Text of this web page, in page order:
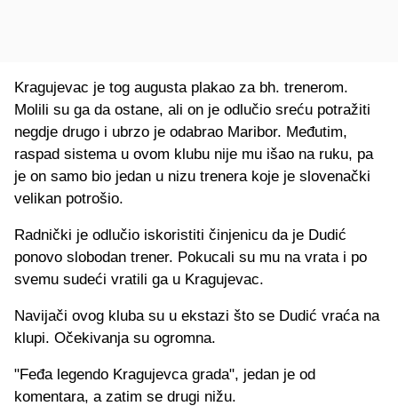
Kragujevac je tog augusta plakao za bh. trenerom.
Molili su ga da ostane, ali on je odlučio sreću potražiti
negdje drugo i ubrzo je odabrao Maribor. Međutim,
raspad sistema u ovom klubu nije mu išao na ruku, pa
je on samo bio jedan u nizu trenera koje je slovenački
velikan potrošio.
Radnički je odlučio iskoristiti činjenicu da je Dudić
ponovo slobodan trener. Pokucali su mu na vrata i po
svemu sudeći vratili ga u Kragujevac.
Navijači ovog kluba su u ekstazi što se Dudić vraća na
klupi. Očekivanja su ogromna.
"Feđa legendo Kragujevca grada", jedan je od
komentara, a zatim se drugi nižu.